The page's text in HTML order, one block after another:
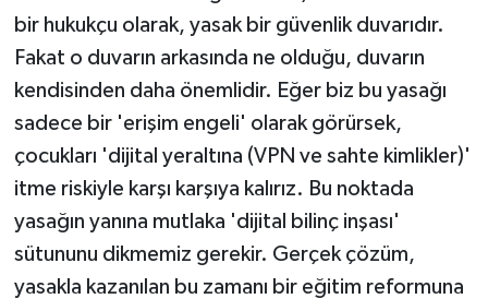
bir hukukçu olarak, yasak bir güvenlik duvarıdır.
Fakat o duvarın arkasında ne olduğu, duvarın
kendisinden daha önemlidir. Eğer biz bu yasağı
sadece bir 'erişim engeli' olarak görürsek,
çocukları 'dijital yeraltına (VPN ve sahte kimlikler)'
itme riskiyle karşı karşıya kalırız. Bu noktada
yasağın yanına mutlaka 'dijital bilinç inşası'
sütununu dikmemiz gerekir. Gerçek çözüm,
yasakla kazanılan bu zamanı bir eğitim reformuna